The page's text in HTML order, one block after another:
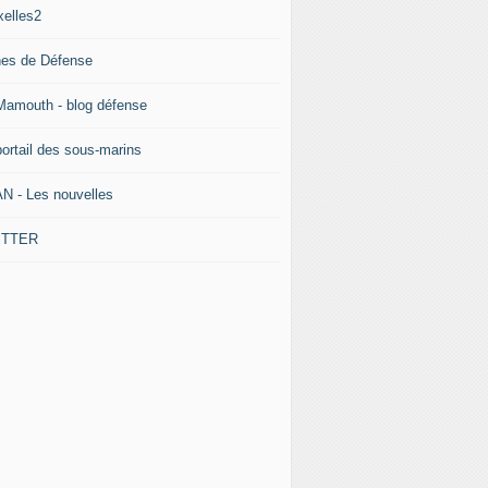
de Défense
- blog défense
des sous-marins
- Les nouvelles